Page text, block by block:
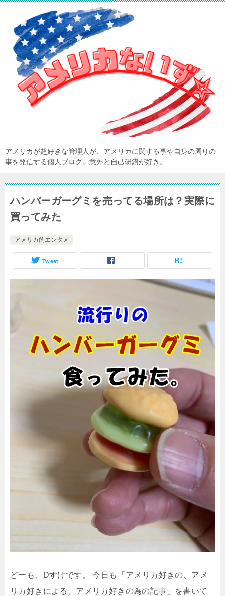
アメリカが超好きな管理人が、アメリカに関する事や自身の周りの
事を発信する個人ブログ。意外と自己研鑽が好き。
ハンバーガーグミを売ってる場所は？実際に
買ってみた
アメリカ的エンタメ
Tweet
どーも、Dすけです。 今日も「アメリカ好きの、アメ
リカ好きによる、アメリカ好きの為の記事」を書いて